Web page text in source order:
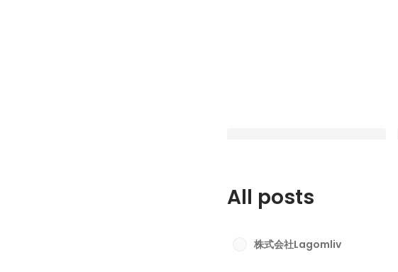
環境へ。── “自分らしさ”を問い続
Latest
All posts
株式会社Lagomliv